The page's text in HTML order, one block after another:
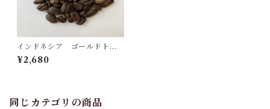
インドネシア ゴールドトッ
プ マンデリン 250ｇ
¥2,680
同じカテゴリの商品